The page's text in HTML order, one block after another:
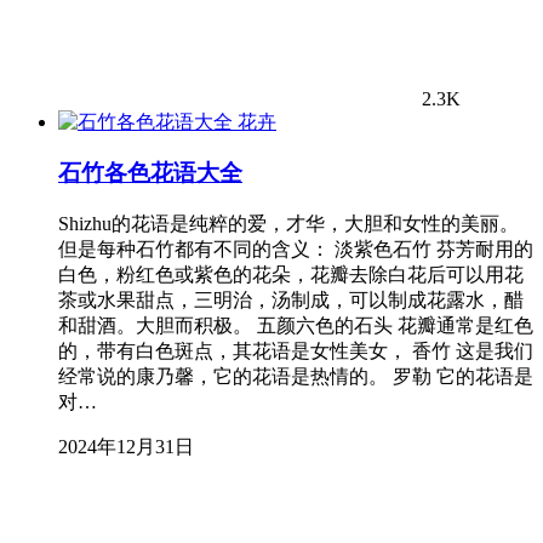
2.3K
花卉
石竹各色花语大全
Shizhu的花语是纯粹的爱，才华，大胆和女性的美丽。
但是每种石竹都有不同的含义： 淡紫色石竹 芬芳耐用的
白色，粉红色或紫色的花朵，花瓣去除白花后可以用花
茶或水果甜点，三明治，汤制成，可以制成花露水，醋
和甜酒。大胆而积极。 五颜六色的石头 花瓣通常是红色
的，带有白色斑点，其花语是女性美女， 香竹 这是我们
经常说的康乃馨，它的花语是热情的。 罗勒 它的花语是
对…
2024年12月31日